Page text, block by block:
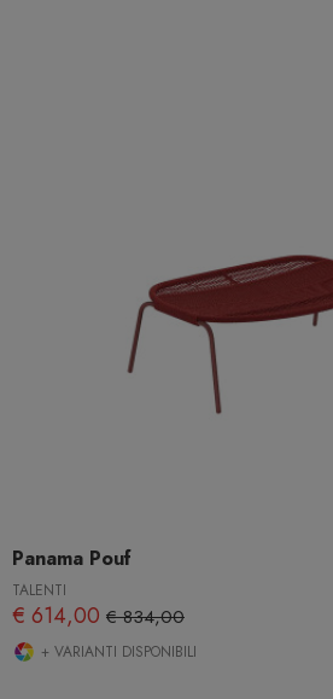
Panama Pouf
TALENTI
€ 614,00 € 834,00
+ VARIANTI DISPONIBILI